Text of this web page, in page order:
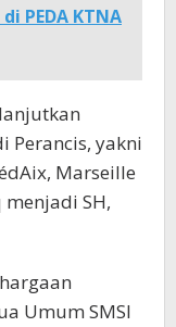
PEDA KTNA
Perancis, yakni
Marseille
menjadi SH,
Umum SMSI